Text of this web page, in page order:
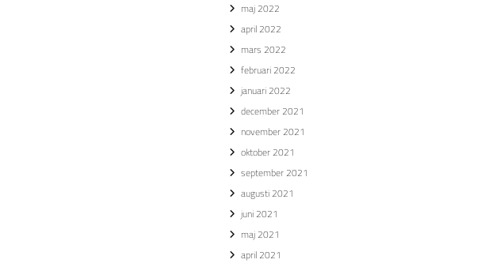
maj 2022
april 2022
mars 2022
februari 2022
januari 2022
december 2021
november 2021
oktober 2021
september 2021
augusti 2021
juni 2021
maj 2021
april 2021